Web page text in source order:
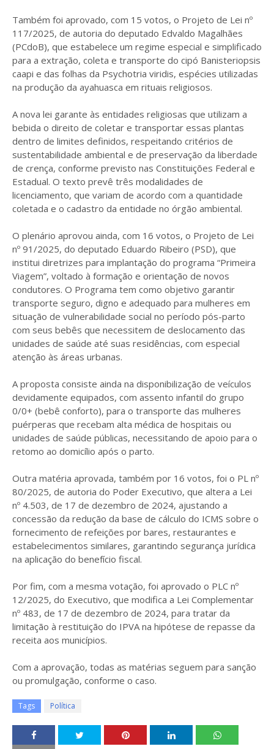
Também foi aprovado, com 15 votos, o Projeto de Lei nº
117/2025, de autoria do deputado Edvaldo Magalhães
(PCdoB), que estabelece um regime especial e simplificado
para a extração, coleta e transporte do cipó Banisteriopsis
caapi e das folhas da Psychotria viridis, espécies utilizadas
na produção da ayahuasca em rituais religiosos.
A nova lei garante às entidades religiosas que utilizam a
bebida o direito de coletar e transportar essas plantas
dentro de limites definidos, respeitando critérios de
sustentabilidade ambiental e de preservação da liberdade
de crença, conforme previsto nas Constituições Federal e
Estadual. O texto prevê três modalidades de
licenciamento, que variam de acordo com a quantidade
coletada e o cadastro da entidade no órgão ambiental.
O plenário aprovou ainda, com 16 votos, o Projeto de Lei
nº 91/2025, do deputado Eduardo Ribeiro (PSD), que
institui diretrizes para implantação do programa “Primeira
Viagem”, voltado à formação e orientação de novos
condutores. O Programa tem como objetivo garantir
transporte seguro, digno e adequado para mulheres em
situação de vulnerabilidade social no período pós-parto
com seus bebês que necessitem de deslocamento das
unidades de saúde até suas residências, com especial
atenção às áreas urbanas.
A proposta consiste ainda na disponibilização de veículos
devidamente equipados, com assento infantil do grupo
0/0+ (bebê conforto), para o transporte das mulheres
puérperas que recebam alta médica de hospitais ou
unidades de saúde públicas, necessitando de apoio para o
retomo ao domicílio após o parto.
Outra matéria aprovada, também por 16 votos, foi o PL nº
80/2025, de autoria do Poder Executivo, que altera a Lei
nº 4.503, de 17 de dezembro de 2024, ajustando a
concessão da redução da base de cálculo do ICMS sobre o
fornecimento de refeições por bares, restaurantes e
estabelecimentos similares, garantindo segurança jurídica
na aplicação do benefício fiscal.
Por fim, com a mesma votação, foi aprovado o PLC nº
12/2025, do Executivo, que modifica a Lei Complementar
nº 483, de 17 de dezembro de 2024, para tratar da
limitação à restituição do IPVA na hipótese de repasse da
receita aos municípios.
Com a aprovação, todas as matérias seguem para sanção
ou promulgação, conforme o caso.
Tags Política